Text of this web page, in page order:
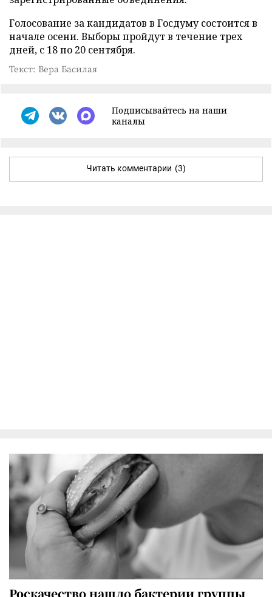
Голосование за кандидатов в Госдуму состоится в
начале осени. Выборы пройдут в течение трех
дней, с 18 по 20 сентября.
Текст: Вера Басилая
Подписывайтесь на наши
каналы
Читать комментарии (3)
Роскачество нашло бактерии группы